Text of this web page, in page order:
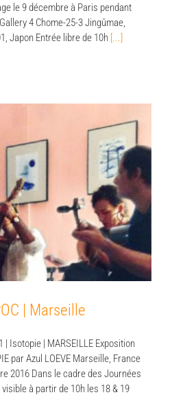
le 9 décembre à Paris pendant
4 Chome-25-3 Jingūmae,
Japon Entrée libre de 10h [...]
POC | Marseille
| Marseille
| Isotopie | MARSEILLE Exposition
par Azul LOEVE Marseille, France
2016 Dans le cadre des Journées
à partir de 10h les 18 & 19